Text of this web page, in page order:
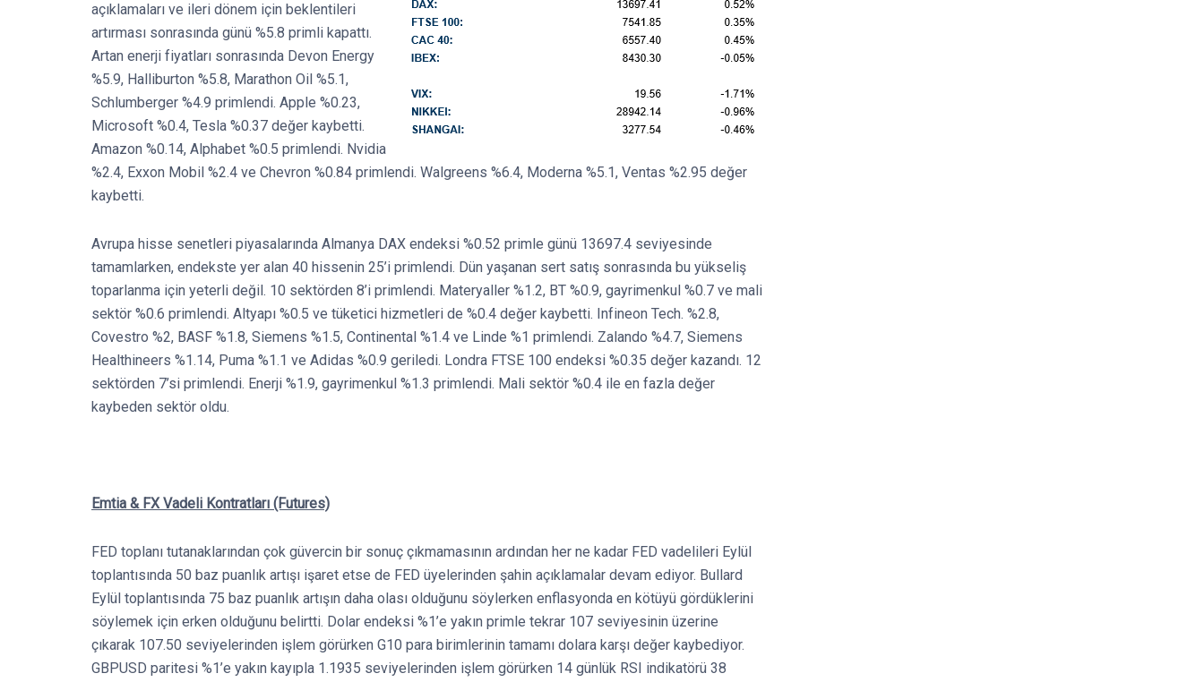
açıklamaları ve ileri dönem için beklentileri
artırması sonrasında günü %5.8 primli kapattı.
Artan enerji fiyatları sonrasında Devon Energy
%5.9, Halliburton %5.8, Marathon Oil %5.1,
Schlumberger %4.9 primlendi. Apple %0.23,
Microsoft %0.4, Tesla %0.37 değer kaybetti.
Amazon %0.14, Alphabet %0.5 primlendi. Nvidia
%2.4, Exxon Mobil %2.4 ve Chevron %0.84 primlendi. Walgreens %6.4, Moderna %5.1, Ventas %2.95 değer
kaybetti.
Avrupa hisse senetleri piyasalarında Almanya DAX endeksi %0.52 primle günü 13697.4 seviyesinde
tamamlarken, endekste yer alan 40 hissenin 25’i primlendi. Dün yaşanan sert satış sonrasında bu yükseliş
toparlanma için yeterli değil. 10 sektörden 8’i primlendi. Materyaller %1.2, BT %0.9, gayrimenkul %0.7 ve mali
sektör %0.6 primlendi. Altyapı %0.5 ve tüketici hizmetleri de %0.4 değer kaybetti. Infineon Tech. %2.8,
Covestro %2, BASF %1.8, Siemens %1.5, Continental %1.4 ve Linde %1 primlendi. Zalando %4.7, Siemens
Healthineers %1.14, Puma %1.1 ve Adidas %0.9 geriledi. Londra FTSE 100 endeksi %0.35 değer kazandı. 12
sektörden 7’si primlendi. Enerji %1.9, gayrimenkul %1.3 primlendi. Mali sektör %0.4 ile en fazla değer
kaybeden sektör oldu.
Emtia & FX Vadeli Kontratları (Futures)
FED toplanı tutanaklarından çok güvercin bir sonuç çıkmamasının ardından her ne kadar FED vadelileri Eylül
toplantısında 50 baz puanlık artışı işaret etse de FED üyelerinden şahin açıklamalar devam ediyor. Bullard
Eylül toplantısında 75 baz puanlık artışın daha olası olduğunu söylerken enflasyonda en kötüyü gördüklerini
söylemek için erken olduğunu belirtti. Dolar endeksi %1’e yakın primle tekrar 107 seviyesinin üzerine
çıkarak 107.50 seviyelerinden işlem görürken G10 para birimlerinin tamamı dolara karşı değer kaybediyor.
GBPUSD paritesi %1’e yakın kayıpla 1.1935 seviyelerinden işlem görürken 14 günlük RSI indikatörü 38